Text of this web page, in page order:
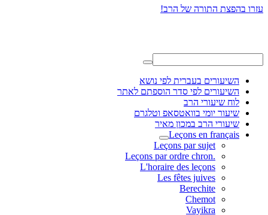
עזרו בהפצת התורה של הרב!
השיעורים בעברית לפי נושא
השיעורים לפי סדר הוספתם לאתר
לוח שיעורי הרב
שיעור יומי בוואטסאפ וטלגרם
שיעורי הרב במכון מאיר
Leçons en français
Leçons par sujet
.Leçons par ordre chron
L'horaire des leçons
Les fêtes juives
Berechite
Chemot
Vayikra